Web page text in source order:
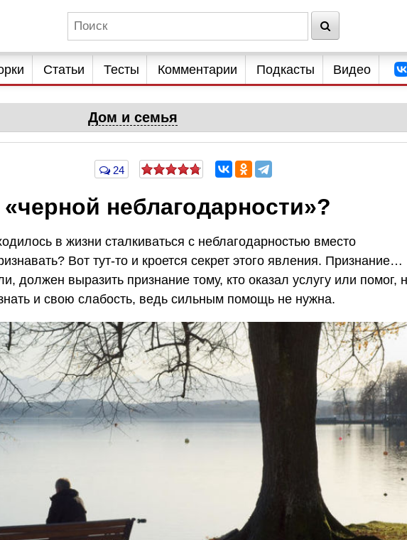
Статьи Тесты Комментарии Подкасты Видео
Дом и семья
24
неблагодарности»?
в жизни сталкиваться с неблагодарностью вместо
Вот тут-то и кроется секрет этого явления. Признание…
должен выразить признание тому, кто оказал услугу или помог,
и свою слабость, ведь сильным помощь не нужна.